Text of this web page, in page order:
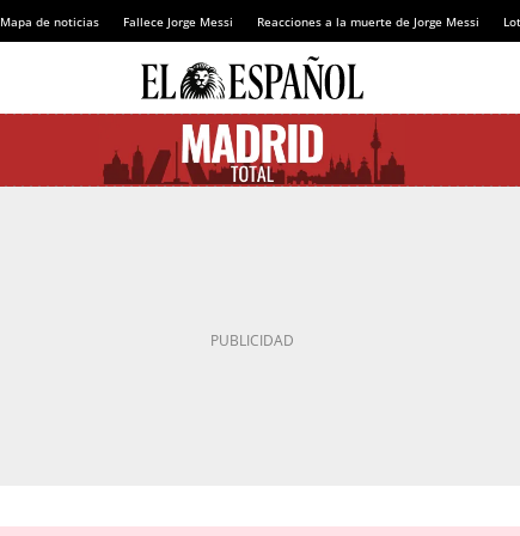
Mapa de noticias Fallece Jorge Messi Reacciones a la muerte de Jorge Messi